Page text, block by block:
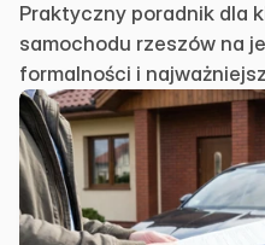
Praktyczny poradnik dla
samochodu rzeszów na
formalności i